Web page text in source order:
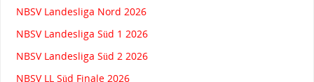
NBSV Landesliga Nord 2026
NBSV Landesliga Süd 1 2026
NBSV Landesliga Süd 2 2026
NBSV LL Süd Finale 2026